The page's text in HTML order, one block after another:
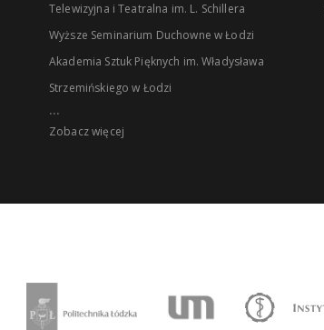
Telewizyjna i Teatralna im. L. Schillera
Wyższe Seminarium Duchowne w Łodzi
Akademia Sztuk Pięknych im. Władysława
Strzemińskiego w Łodzi
...
Zobacz więcej